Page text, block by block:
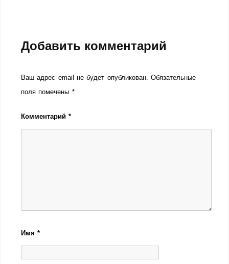
Добавить комментарий
Ваш адрес email не будет опубликован. Обязательные
поля помечены *
Комментарий*
Имя*